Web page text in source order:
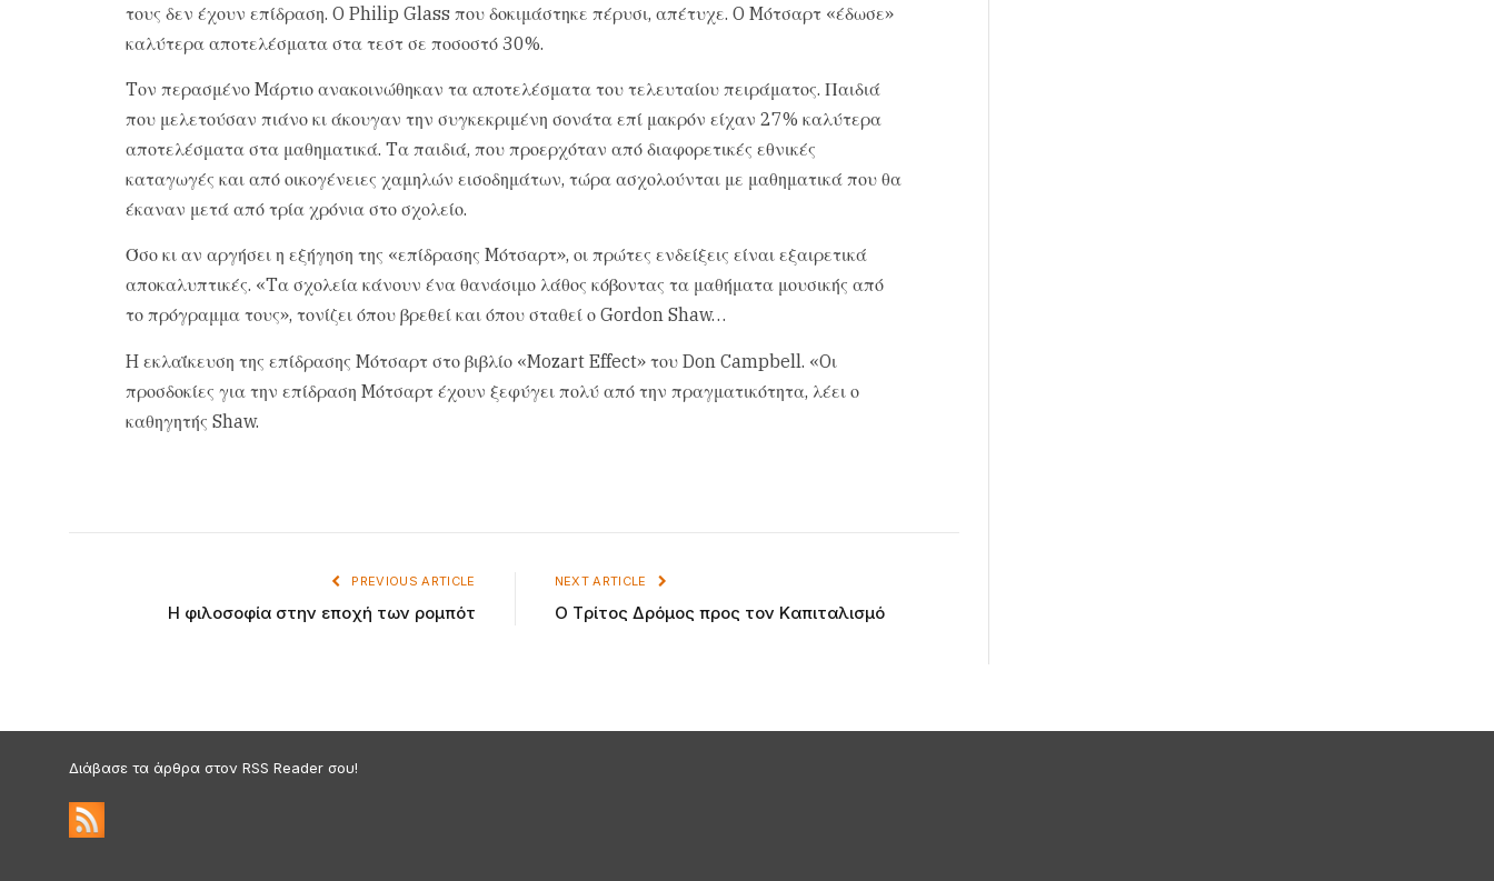
τους δεν έχουν επίδραση. O Philip Glass που δοκιμάστηκε πέρυσι, απέτυχε. O Mότσαρτ «έδωσε»
καλύτερα αποτελέσματα στα τεστ σε ποσοστό 30%.
Tον περασμένο Mάρτιο ανακοινώθηκαν τα αποτελέσματα του τελευταίου πειράματος. Παιδιά
που μελετούσαν πιάνο κι άκουγαν την συγκεκριμένη σονάτα επί μακρόν είχαν 27% καλύτερα
αποτελέσματα στα μαθηματικά. Tα παιδιά, που προερχόταν από διαφορετικές εθνικές
καταγωγές και από οικογένειες χαμηλών εισοδημάτων, τώρα ασχολούνται με μαθηματικά που θα
έκαναν μετά από τρία χρόνια στο σχολείο.
Όσο κι αν αργήσει η εξήγηση της «επίδρασης Mότσαρτ», οι πρώτες ενδείξεις είναι εξαιρετικά
αποκαλυπτικές. «Tα σχολεία κάνουν ένα θανάσιμο λάθος κόβοντας τα μαθήματα μουσικής από
το πρόγραμμα τους», τονίζει όπου βρεθεί και όπου σταθεί ο Gordon Shaw…
H εκλαΐκευση της επίδρασης Mότσαρτ στο βιβλίο «Mozart Effect» του Don Campbell. «Oι
προσδοκίες για την επίδραση Mότσαρτ έχουν ξεφύγει πολύ από την πραγματικότητα, λέει ο
καθηγητής Shaw.
PREVIOUS ARTICLE
H φιλοσοφία στην εποχή των ρομπότ
NEXT ARTICLE
O Tρίτος Δρόμος προς τον Kαπιταλισμό
Διάβασε τα άρθρα στον RSS Reader σου!